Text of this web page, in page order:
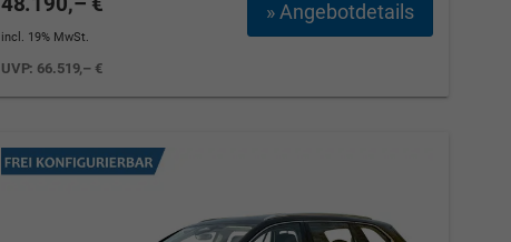
» Angebotdetails
incl. 19% MwSt.
UVP: 66.519,– €